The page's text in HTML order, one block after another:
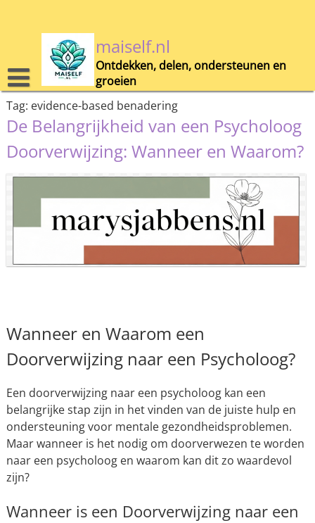
maiself.nl
Ontdekken, delen, ondersteunen en
groeien
Tag: evidence-based benadering
De Belangrijkheid van een Psycholoog
Doorverwijzing: Wanneer en Waarom?
Wanneer en Waarom een
Doorverwijzing naar een Psycholoog?
Een doorverwijzing naar een psycholoog kan een
belangrijke stap zijn in het vinden van de juiste hulp en
ondersteuning voor mentale gezondheidsproblemen.
Maar wanneer is het nodig om doorverwezen te worden
naar een psycholoog en waarom kan dit zo waardevol
zijn?
Wanneer is een Doorverwijzing naar een